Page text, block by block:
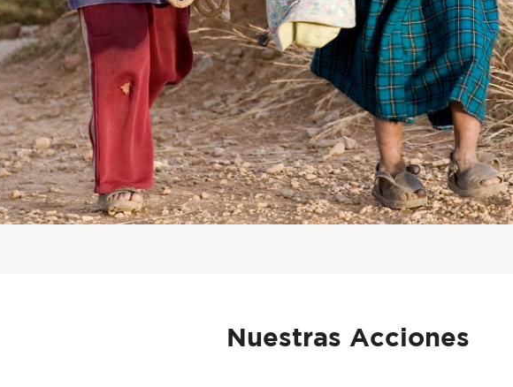
Nuestras Acciones